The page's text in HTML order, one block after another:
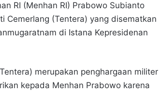
RI (Menhan RI) Prabowo Subianto
Cemerlang (Tentera) yang disematkan
di Istana Kepresidenan
merupakan penghargaan militer
kepada Menhan Prabowo karena